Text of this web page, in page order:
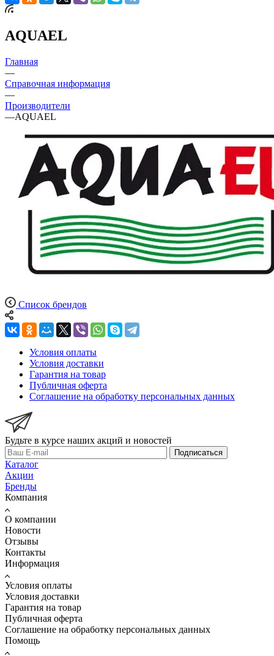
AQUAEL
Главная
—
Справочная информация
—
Производители
—AQUAEL
Список брендов
Условия оплаты
Условия доставки
Гарантия на товар
Публичная оферта
Соглашение на обработку персональных данных
Будьте в курсе наших акций и новостей
Подписаться
Каталог
Акции
Бренды
Компания
О компании
Новости
Отзывы
Контакты
Информация
Условия оплаты
Условия доставки
Гарантия на товар
Публичная оферта
Соглашение на обработку персональных данных
Помощь